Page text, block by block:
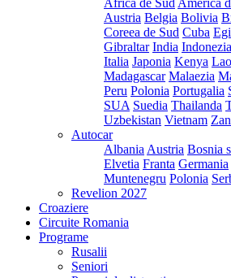
Africa de Sud America
Austria Belgia Bolivia
Coreea de Sud Cuba
Gibraltar India Indonezia
Italia Japonia Kenya
Madagascar Malaezia
Peru Polonia Portugalia
SUA Suedia Thailanda
Uzbekistan Vietnam
Autocar
Albania Austria Bosnia
Elvetia Franta Germania
Muntenegru Polonia
Revelion 2027
Croaziere
Circuite Romania
Programe
Rusalii
Seniori